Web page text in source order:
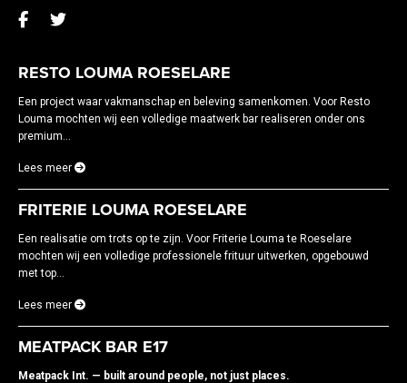
RESTO LOUMA ROESELARE
Een project waar vakmanschap en beleving samenkomen. Voor Resto
Louma mochten wij een volledige maatwerk bar realiseren onder ons
premium...
Lees meer
FRITERIE LOUMA ROESELARE
Een realisatie om trots op te zijn. Voor Friterie Louma te Roeselare
mochten wij een volledige professionele frituur uitwerken, opgebouwd
met top...
Lees meer
MEATPACK BAR E17
Meatpack Int. — built around people, not just places.